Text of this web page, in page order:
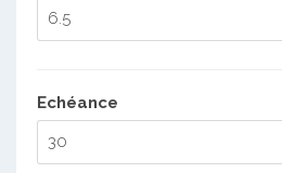
Echéance